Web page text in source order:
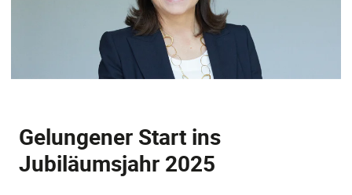
Gelungener Start ins
Jubiläumsjahr 2025